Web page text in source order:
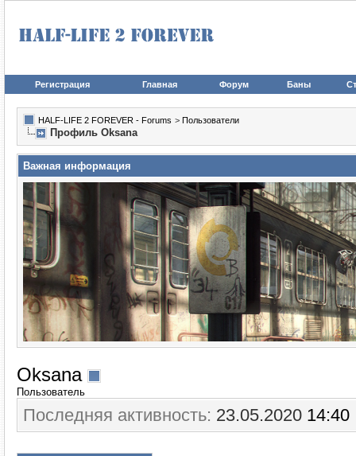
Регистрация Главная Форум Баны
HALF-LIFE 2 FOREVER - Forums > Пользователи
Профиль Oksana
Важная информация
Oksana
Пользователь
Последняя активность: 23.05.2020 14:40